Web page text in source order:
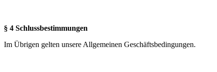
§ 4 Schlussbestimmungen
Im Übrigen gelten unsere Allgemeinen Geschäftsbedingungen.